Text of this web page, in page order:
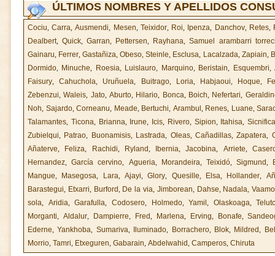
ÚLTIMOS NOMBRES Y APELLIDOS
Cociu,Carra,Ausmendi, Mesen, Teixidor, Roi, Ipenza, Danchov, Retes,
Dealbert,Quick,Garran, Pettersen, Rayhana,Samuel arambarri
Gainaru, Ferrer,Gastañiza,Obeso,Steinle, Esclusa, Lacalzada, Zapiain,
Dormido, Minuche, Roesia, Luislauro, Marquino, Beristain, Esquembri,
Faisury,Cahuchola, Uruñuela, Buitrago, Loria, Habjaoui, Hoque,
Zebenzui,Waleis, Jato, Aburto, Hilario, Bonca, Boich, Nefertari,
Noh, Sajardo, Corneanu, Meade, Bertuchi, Arambul , Renes, Luane,
Talamantes, Ticona, Brianna, Irune, Icis, Rivero, Sipion, Itahisa,
Zubielqui, Patrao, Buonamisis, Lastrada, Oleas,Cañadillas,Zapatera,
Añaterve, Feliza, Rachidi, Ryland, Ibernia,Jacobina, Arriete,
Hernandez,García cervino, Agueria, Morandeira,Teixidó,Sigmund,
Mangue, Masegosa, Lara,Ajayi,Glory, Quesille, Elsa, Hollander,
Barastegui, Etxarri, Burford, De la via, Jimborean, Dahse, Nadala,
sola, Aridia,Garafulla, Codosero, Holmedo,Yamil, Olaskoaga,
Morganti, Aldalur, Dampierre, Fred, Marlena, Erving, Bonafe,
Ederne,Yankhoba, Sumariva, Iluminado, Borrachero, Blok, Mildred,
Morrio, Tamri, Etxeguren, Gabarain, Abdelwahid, Camperos, Chiruta